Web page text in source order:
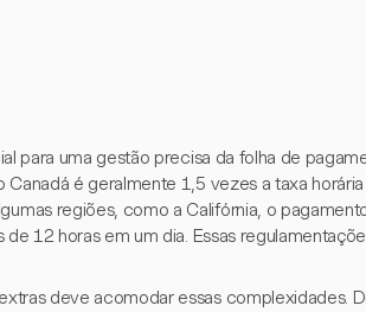
para uma gestão precisa da folha de
Canadá é geralmente 1,5 vezes a taxa
regiões, como a Califórnia, o
12 horas em um dia. Essas
deve acomodar essas complexidades.